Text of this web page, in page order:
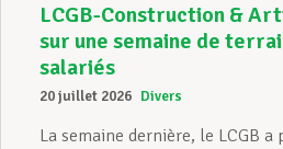
LCGB-Construction &
sur une semaine de
salariés
20 juillet 2026 Divers
La semaine dernière, le LCGB